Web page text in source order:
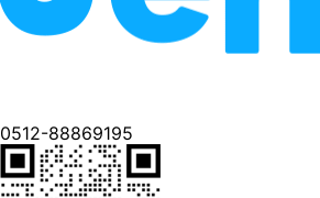
0512-88869195